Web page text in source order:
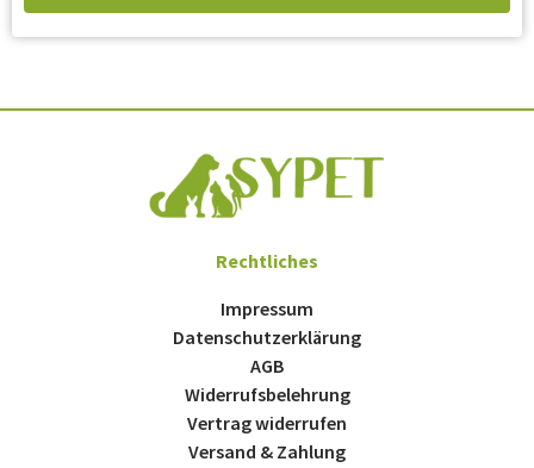
Rechtliches
Impressum
Datenschutzerklärung
AGB
Widerrufsbelehrung
Vertrag widerrufen
Versand & Zahlung